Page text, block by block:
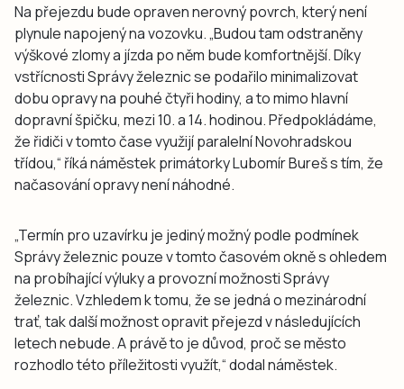
Na přejezdu bude opraven nerovný povrch, který není
plynule napojený na vozovku. „Budou tam odstraněny
výškové zlomy a jízda po něm bude komfortnější. Díky
vstřícnosti Správy železnic se podařilo minimalizovat
dobu opravy na pouhé čtyři hodiny, a to mimo hlavní
dopravní špičku, mezi 10. a 14. hodinou. Předpokládáme,
že řidiči v tomto čase využijí paralelní Novohradskou
třídou,“ říká náměstek primátorky Lubomír Bureš s tím, že
načasování opravy není náhodné.
„Termín pro uzavírku je jediný možný podle podmínek
Správy železnic pouze v tomto časovém okně s ohledem
na probíhající výluky a provozní možnosti Správy
železnic. Vzhledem k tomu, že se jedná o mezinárodní
trať, tak další možnost opravit přejezd v následujících
letech nebude. A právě to je důvod, proč se město
rozhodlo této příležitosti využít,“ dodal náměstek.